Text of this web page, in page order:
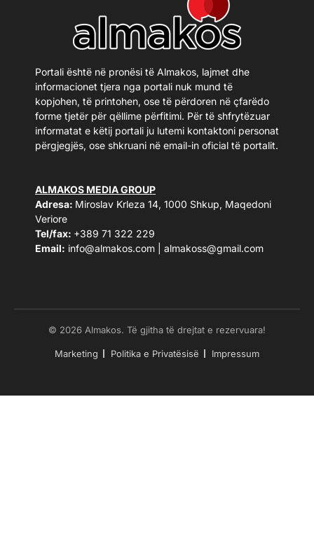
Portali është në pronësi të Almakos, lajmet dhe
informacionet tjera nga portali nuk mund të
kopjohen, të printohen, ose të përdoren në çfarëdo
forme tjetër për qëllime përfitimi. Për të shfrytëzuar
informatat e këtij portali ju lutemi kontaktoni personat
përgjegjës, ose shkruani në email-in oficial të portalit.
ALMAKOS MEDIA GROUP
Adresa: Miroslav Krleza 14, 1000 Shkup, Maqedoni
Veriore
Tel/fax: +389 71 322 229
Email: info@almakos.com almakoss@gmail.com
© 2026 Almakos. Të gjitha të drejtat e rezervuara!
Marketing Politika e Privatësisë Impressum